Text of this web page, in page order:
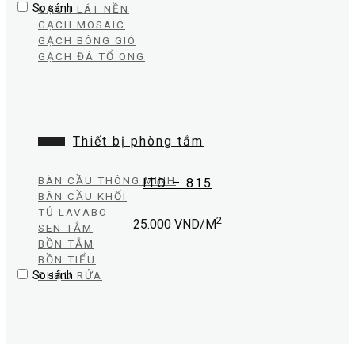
GẠCH LÁT NỀN
GẠCH MOSAIC
GẠCH BÔNG GIÓ
GẠCH ĐÁ TỔ ONG
Thiết bị phòng tắm
BÀN CẦU THÔNG MINH
BÀN CẦU KHỐI
TỦ LAVABO
SEN TẮM
BỒN TẮM
BỒN TIỂU
CHẬU RỬA
So sánh
ITO – 815
25.000 VND/M2
So sánh